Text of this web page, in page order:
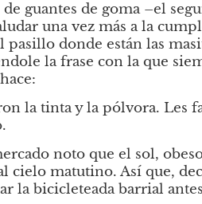
guantes de goma –el
una vez más a la
donde están las
la frase con la que
la tinta y la pólvora. Les
noto que el sol,
cielo matutino. Así que,
la bicicleteada barrial